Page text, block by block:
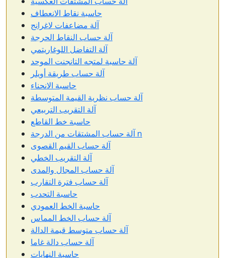
حاسبة نقاط الانعطاف
آلة مضاعفات لاغرانج
آلة حساب النقاط الحرجة
آلة التفاضل اللوغاريتمي
آلة حاسبة لمتجه التانجنت الموحد
آلة حساب طريقة أويلر
حاسبة الانحناء
آلة حساب نظرية القيمة المتوسطة
آلة التقريب التربيعي
حاسبة خط القاطع
آلة حساب المشتقات من الدرجة n
آلة حساب القيم القصوى
آلة التقريب الخطي
آلة حساب المجال والمدى
آلة حساب فترة التقارب
حاسبة التحدب
حاسبة الخط العمودي
آلة حساب الخط المماس
آلة حساب متوسط قيمة الدالة
آلة حساب دالة غاما
حاسبة النهايات